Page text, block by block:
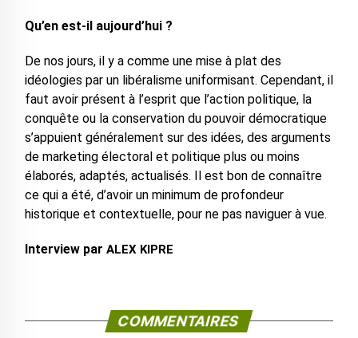
Qu’en est-il aujourd’hui ?
De nos jours, il y a comme une mise à plat des
idéologies par un libéralisme uniformisant. Cependant, il
faut avoir présent à l’esprit que l’action politique, la
conquête ou la conservation du pouvoir démocratique
s’appuient généralement sur des idées, des arguments
de marketing électoral et politique plus ou moins
élaborés, adaptés, actualisés. Il est bon de connaître
ce qui a été, d’avoir un minimum de profondeur
historique et contextuelle, pour ne pas naviguer à vue.
Interview par ALEX KIPRE
COMMENTAIRES